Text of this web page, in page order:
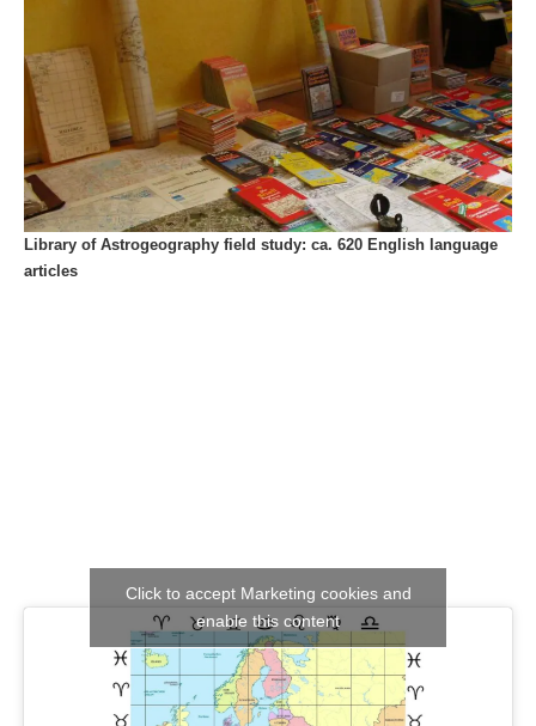
Library of Astrogeography field study: ca. 620 English language
articles
Click to accept Marketing cookies and
enable this content